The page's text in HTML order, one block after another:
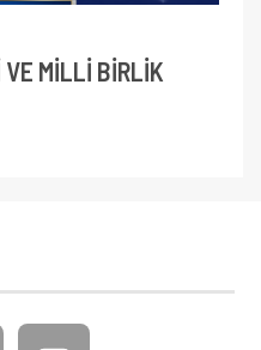
VE MİLLİ BİRLİK